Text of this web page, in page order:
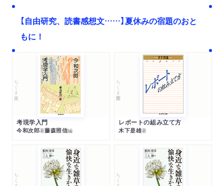
【自由研究、読書感想文……】夏休みの宿題のおと
もに！
ちくま文庫
考現学入門
今和次郎著藤森照信編
ちくま学芸文庫
レポートの組み立て方
木下是雄著
ちくま文庫 ちくま文庫